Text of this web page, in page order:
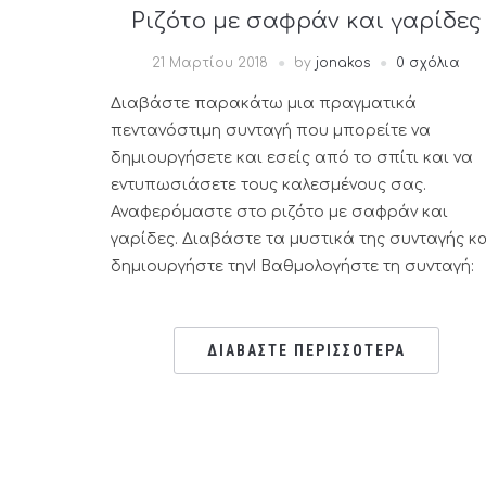
Ριζότο με σαφράν και γαρίδες
21 Μαρτίου 2018 by jonakos 0 σχόλια
Διαβάστε παρακάτω μια πραγματικά
πεντανόστιμη συνταγή που μπορείτε να
δημιουργήσετε και εσείς από το σπίτι και να
εντυπωσιάσετε τους καλεσμένους σας.
Αναφερόμαστε στο ριζότο με σαφράν και
γαρίδες. Διαβάστε τα μυστικά της συνταγής
δημιουργήστε την! Βαθμολογήστε τη συνταγή:
ΔΙΑΒΑΣΤΕ ΠΕΡΙΣΣΟΤΕΡΑ